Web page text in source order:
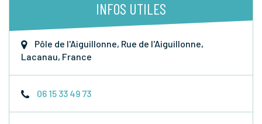
INFOS UTILES
Pôle de l'Aiguillonne, Rue de l'Aiguillonne,
Lacanau, France
06 15 33 49 73